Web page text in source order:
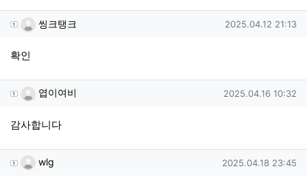
씽크탱크님의 댓글
씽크탱크 작성일
2025.04.12 21:13
확인
엽이여비님의 댓글
엽이여비 작성일
2025.04.16 10:32
감사합니다
wlg님의 댓글
wlg 작성일
2025.04.18 23:45